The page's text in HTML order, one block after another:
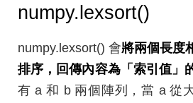
numpy.lexsort()
numpy.lexsort() 會將兩個長度
排序，回傳內容為「索引值」
有 a 和 b 兩個陣列，當 a 從